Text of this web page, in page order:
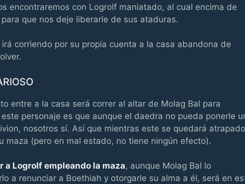
encontraremos con Logrolf maniatado, al cual encima de
que nos deje liberarle de sus ataduras.
corriendo por su propia cuenta a la casa abandona de
entre a la casa será correr al altar de Molag Bal para
personaje es que aunque el daedra no pueda ponerle
nosotros sí. Así que mientras este se quedará atrapado
maza (pero en mal estado, no tiene ningún efecto).
a Logrolf empleando la maza, aunque Molag Bal lo
a renunciar a Boethiah y otorgarle su alma a él, será en